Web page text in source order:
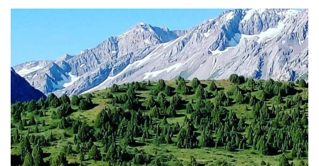
at
A
p
p
c
b
o
o
k
tt
er
n
o
kl
a
ss
ni
ki
e
gr
a
m
.R
u
er п
р
а
в
и
т
ь